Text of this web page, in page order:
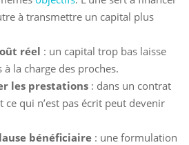
à transmettre un capital plus
réel : un capital trop bas laisse
la charge des proches.
les prestations : dans un contrat
qui n’est pas écrit peut devenir
bénéficiaire : une formulation